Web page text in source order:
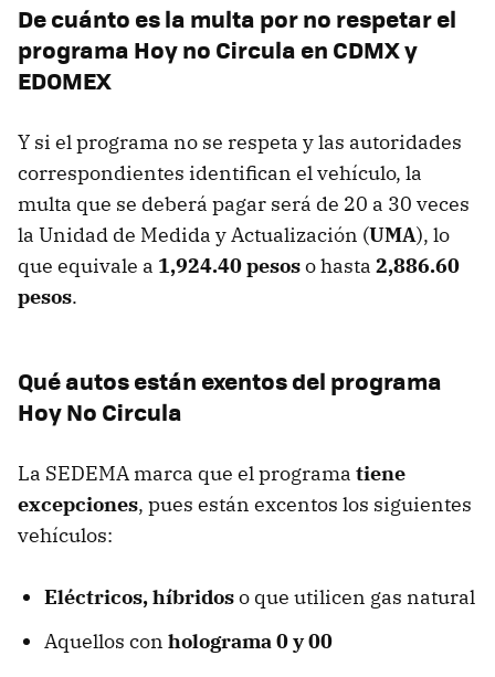
De cuánto es la multa por no respetar el
programa Hoy no Circula en CDMX y
EDOMEX
Y si el programa no se respeta y las autoridades
correspondientes identifican el vehículo, la
multa que se deberá pagar será de 20 a 30 veces
la Unidad de Medida y Actualización (UMA), lo
que equivale a 1,924.40 pesoso hasta 2,886.60
pesos.
Qué autos están exentos del programa
Hoy No Circula
La SEDEMA marca que el programa tiene
excepciones, pues están excentos los siguientes
vehículos:
Eléctricos, híbridoso que utilicen gas natural
Aquellos con holograma 0 y 00